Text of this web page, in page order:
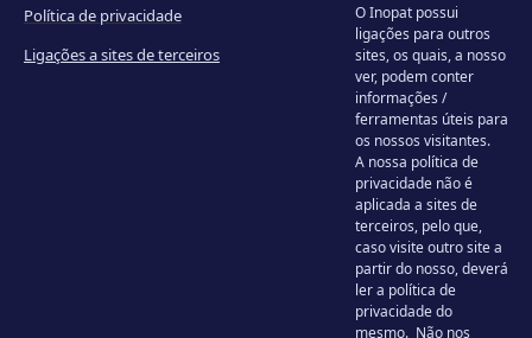
Política de privacidade
Ligações a sites de terceiros
O Inopat possui
ligações para outros
sites, os quais, a nosso
ver, podem conter
informações /
ferramentas úteis para
os nossos visitantes.
A nossa política de
privacidade não é
aplicada a sites de
terceiros, pelo que,
caso visite outro site a
partir do nosso, deverá
ler a política de
privacidade do
mesmo. Não nos